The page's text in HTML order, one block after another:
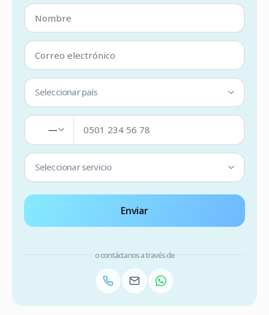
Seleccionar país
—
Seleccionar servicio
Enviar
o contáctanos a través de